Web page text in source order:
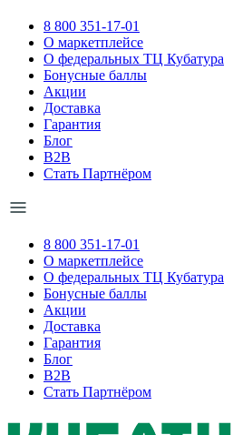
8 800 351-17-01
О маркетплейсе
О федеральных ТЦ Кубатура
Бонусные баллы
Акции
Доставка
Гарантия
Блог
B2B
Стать Партнёром
8 800 351-17-01
О маркетплейсе
О федеральных ТЦ Кубатура
Бонусные баллы
Акции
Доставка
Гарантия
Блог
B2B
Стать Партнёром